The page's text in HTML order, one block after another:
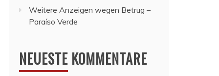
Weitere Anzeigen wegen Betrug –
Paraíso Verde
NEUESTE KOMMENTARE